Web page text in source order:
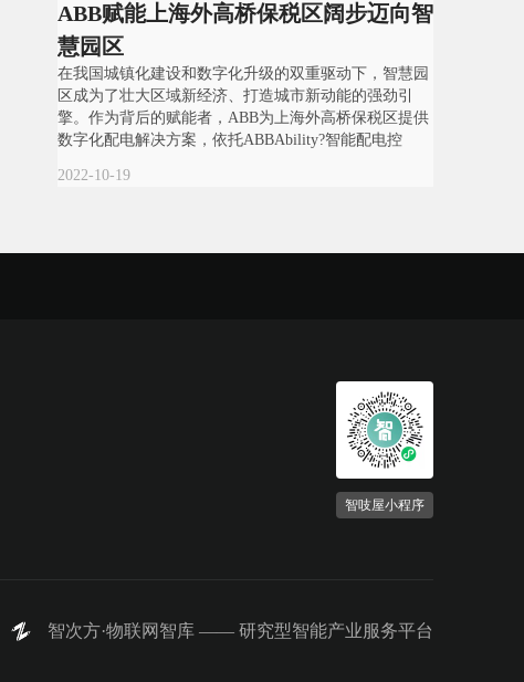
ABB赋能上海外高桥保税区阔步迈向智
慧园区
在我国城镇化建设和数字化升级的双重驱动下，智慧园
区成为了壮大区域新经济、打造城市新动能的强劲引
擎。作为背后的赋能者，ABB为上海外高桥保税区提供
数字化配电解决方案，依托ABBAbility?智能配电控
2022-10-19
智吱屋小程序
智次方·物联网智库 —— 研究型智能产业服务平台